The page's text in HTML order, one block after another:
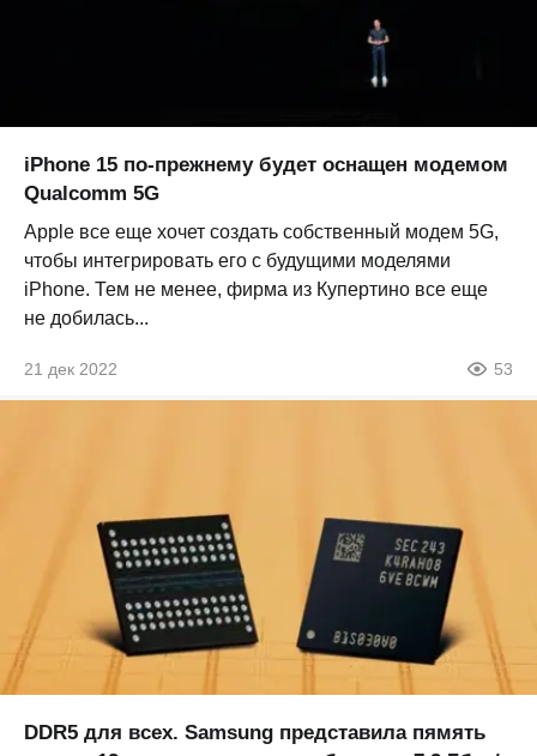
iPhone 15 по-прежнему будет оснащен модемом
Qualcomm 5G
Apple все еще хочет создать собственный модем 5G,
чтобы интегрировать его с будущими моделями
iPhone. Тем не менее, фирма из Купертино все еще
не добилась...
21 дек 2022 53
DDR5 для всех. Samsung представила пямять